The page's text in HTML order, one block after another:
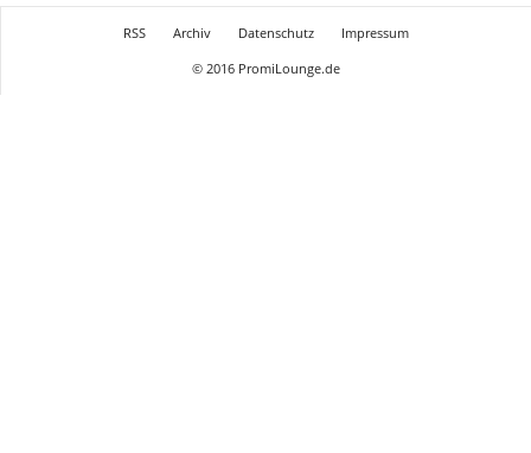
RSS Archiv Datenschutz
Impressum
© 2016 PromiLounge.de